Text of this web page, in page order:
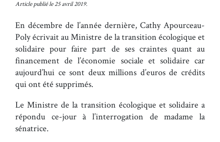
Article publié le 25 avril 2019.
En décembre de l’année dernière, Cathy Apourceau-
Poly écrivait au Ministre de la transition écologique et
solidaire pour faire part de ses craintes quant au
financement de l’économie sociale et solidaire car
aujourd’hui ce sont deux millions d’euros de crédits
qui ont été supprimés.
Le Ministre de la transition écologique et solidaire a
répondu ce-jour à l’interrogation de madame la
sénatrice.